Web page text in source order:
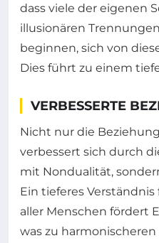
dass viele der eigenen
illusionären
beginnen, sich von
Dies führt zu einem
VERBESSERTE
Nicht nur die
verbessert sich durch
mit Nondualität,
Ein tieferes
aller Menschen fördert
was zu